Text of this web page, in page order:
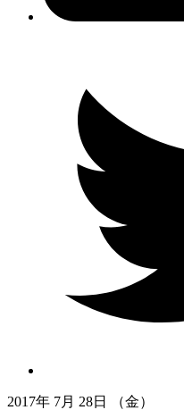
2017年 7月 28日 （金）